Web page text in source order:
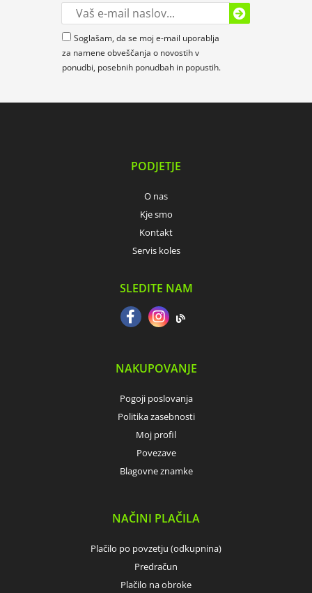
Soglašam, da se moj e-mail uporablja
za namene obveščanja o novostih v
ponudbi, posebnih ponudbah in popustih.
PODJETJE
O nas
Kje smo
Kontakt
Servis koles
SLEDITE NAM
NAKUPOVANJE
Pogoji poslovanja
Politika zasebnosti
Moj profil
Povezave
Blagovne znamke
NAČINI PLAČILA
Plačilo po povzetju (odkupnina)
Predračun
Plačilo na obroke